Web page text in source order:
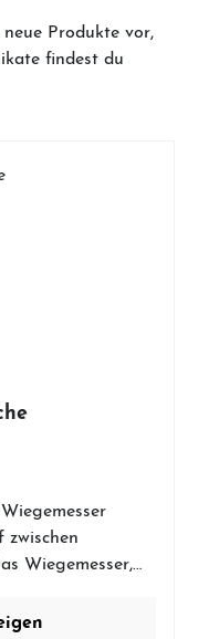
Produkte vor,
findest du
Wiegemesser,
Pizza, Kräuter,